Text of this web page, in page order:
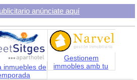
anúnciate aquí
inmuebles de
Gestionem
immobles amb tu